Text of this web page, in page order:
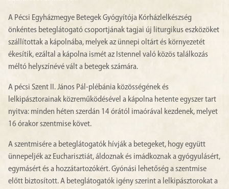
A Pécsi Egyházmegye Betegek Gyógyítója Kórházlelkészség
önkéntes beteglátogató csoportjának tagjai új liturgikus eszközöket
szállítottak a kápolnába, melyek az ünnepi oltárt és környezetét
ékesítik, ezáltal a kápolna ismét az Istennel való közös találkozás
méltó helyszínévé vált a betegek számára.
A pécsi Szent II. János Pál-plébánia közösségének és
lelkipásztorainak közreműködésével a kápolna hetente egyszer tart
nyitva: minden héten szerdán 14 órától imaórával kezdenek, melyet
16 órakor szentmise követ.
A szentmisére a beteglátogatók hívják a betegeket, hogy együtt
ünnepeljék az Eucharisztiát, áldoznak és imádkoznak a gyógyulásért,
egymásért és a hozzátartozókért. Gyónási lehetőség a szentmise
előtt biztosított. A beteglátogatók igény szerint a lelkipásztorokat a